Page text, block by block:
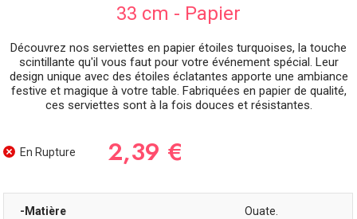
33 cm - Papier
Découvrez nos serviettes en papier étoiles turquoises, la touche
scintillante qu'il vous faut pour votre événement spécial. Leur
design unique avec des étoiles éclatantes apporte une ambiance
festive et magique à votre table. Fabriquées en papier de qualité,
ces serviettes sont à la fois douces et résistantes.
En Rupture 2,39 €
-Matière Ouate.